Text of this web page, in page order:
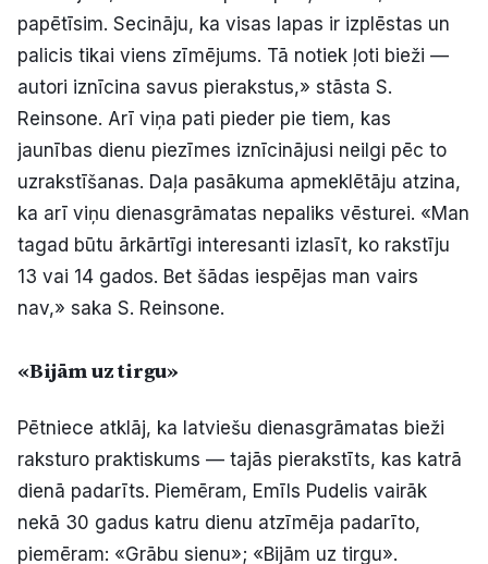
papētīsim. Secināju, ka visas lapas ir izplēstas un
palicis tikai viens zīmējums. Tā notiek ļoti bieži —
autori iznīcina savus pierakstus,» stāsta S.
Reinsone. Arī viņa pati pieder pie tiem, kas
jaunības dienu piezīmes iznīcinājusi neilgi pēc to
uzrakstīšanas. Daļa pasākuma apmeklētāju atzina,
ka arī viņu dienasgrāmatas nepaliks vēsturei. «Man
tagad būtu ārkārtīgi interesanti izlasīt, ko rakstīju
13 vai 14 gados. Bet šādas iespējas man vairs
nav,» saka S. Reinsone.
«Bijām uz tirgu»
Pētniece atklāj, ka latviešu dienasgrāmatas bieži
raksturo praktiskums — tajās pierakstīts, kas katrā
dienā padarīts. Piemēram, Emīls Pudelis vairāk
nekā 30 gadus katru dienu atzīmēja padarīto,
piemēram: «Grābu sienu»; «Bijām uz tirgu».